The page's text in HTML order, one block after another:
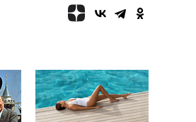
«Аэрофлот» с 1 октября
14:52
Турция, Саудовская
Аравия и Пакистан
объединились в военный
альянс